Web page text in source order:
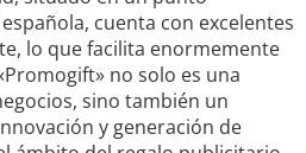
cuenta con excelentes
lo que facilita enormemente
no solo es una
sino también un
y generación de